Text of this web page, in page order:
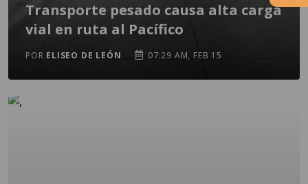
Transporte pesado causa alta carga
vial en ruta al Pacífico
POR ELISEO DE LEÓN 07:29 AM, FEB 15